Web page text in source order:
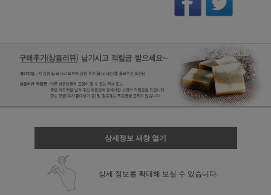
상세정보 새창 열기
상세 정보를 확대해 보실 수 있습니다.